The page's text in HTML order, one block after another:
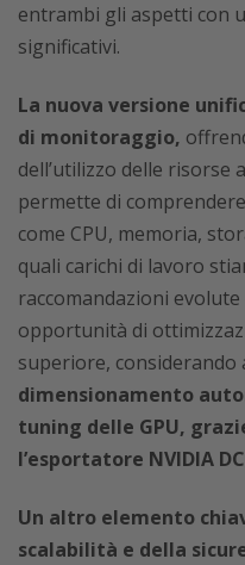
entrambi gli aspetti con
significativi.
La nuova versione
di monitoraggio,
dell’utilizzo delle risorse
permette di
come CPU, memoria,
quali carichi di lavoro
raccomandazioni
opportunità di
superiore, considerando
dimensionamento
tuning delle GPU,
l’esportatore NVIDIA
Un altro elemento
scalabilità e della